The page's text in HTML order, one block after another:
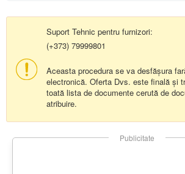
Suport Tehnic pentru furnizori:
(+373) 79999801
Aceasta procedura se va desfășura
electronică. Oferta Dvs. este finală și
toată lista de documente cerută de
atribuire.
Publicitate